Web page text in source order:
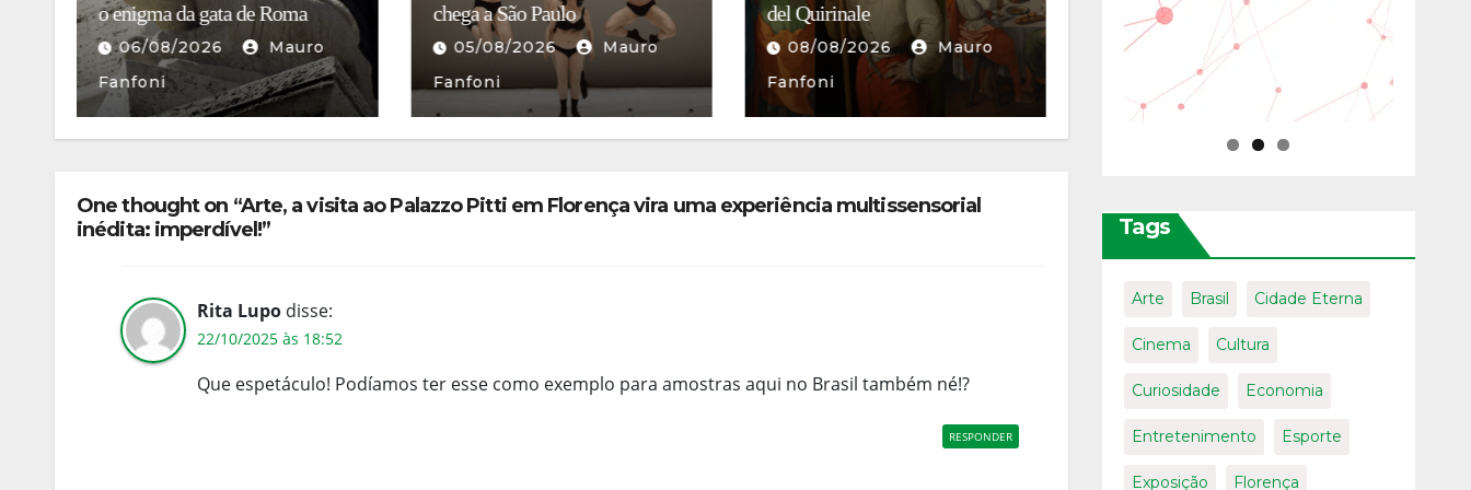
chega a São Paulo
05/08/2026
Mauro
Fanfoni
del Quirinale
08/08/2026
Mauro
Fanfoni
o enigma da gata de Roma
06/08/2026
Mauro
Fanfoni
chega a São Paulo
05/08/2026
One thought on “Arte, a visita ao Palazzo Pitti em Florença vira uma experiência multissensorial
inédita: imperdível!”
Rita Lupo disse:
22/10/2025 às 18:52
Que espetáculo! Podíamos ter esse como exemplo para amostras aqui no Brasil também né!?
RESPONDER
Tags
Arte Brasil Cidade Eterna
Cinema Cultura
Curiosidade Economia
Entretenimento Esporte
Exposição Florença